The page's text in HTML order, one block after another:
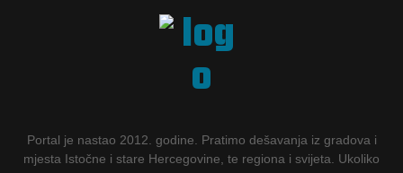
Portal je nastao 2012. godine. Pratimo dešavanja iz gradova i
mjesta Istočne i stare Hercegovine, te regiona i svijeta. Ukoliko